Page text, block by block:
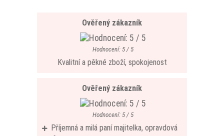
Ověřený zákazník
Hodnocení: 5 / 5
Kvalitní a pěkné zboží, spokojenost
Ověřený zákazník
Hodnocení: 5 / 5
Příjemná a milá paní majitelka, opravdová